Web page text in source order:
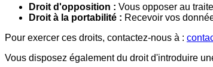
Droit d'opposition : Vous opposer au
Droit à la portabilité : Recevoir vos
Pour exercer ces droits, contactez-nous à :
Vous disposez également du droit d'introduire